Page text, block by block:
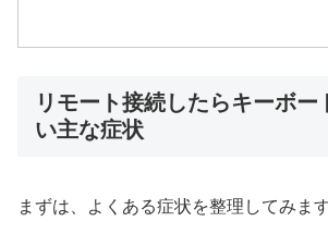
リモート接続したらキーボー
い主な症状
まずは、よくある症状を整理してみます